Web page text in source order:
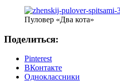
Пуловер «Два кота»
Поделиться:
Pinterest
ВКонтакте
Одноклассники